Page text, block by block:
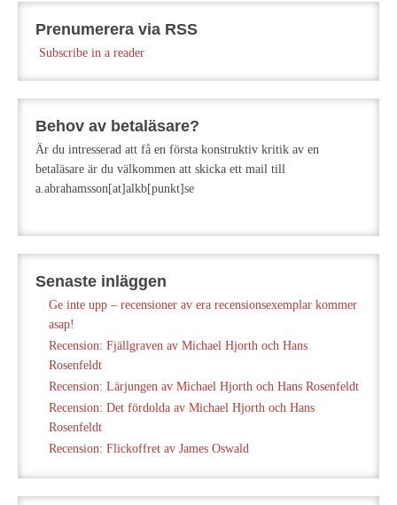
Prenumerera via RSS
Subscribe in a reader
Behov av betaläsare?
Är du intresserad att få en första konstruktiv kritik av en
betaläsare är du välkommen att skicka ett mail till
a.abrahamsson[at]alkb[punkt]se
Senaste inläggen
Ge inte upp – recensioner av era recensionsexemplar kommer
asap!
Recension: Fjällgraven av Michael Hjorth och Hans
Rosenfeldt
Recension: Lärjungen av Michael Hjorth och Hans Rosenfeldt
Recension: Det fördolda av Michael Hjorth och Hans
Rosenfeldt
Recension: Flickoffret av James Oswald